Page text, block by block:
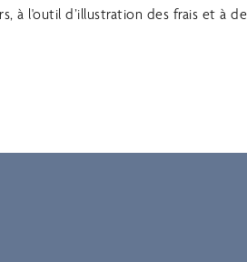
à l'outil d’illustration des frais et à